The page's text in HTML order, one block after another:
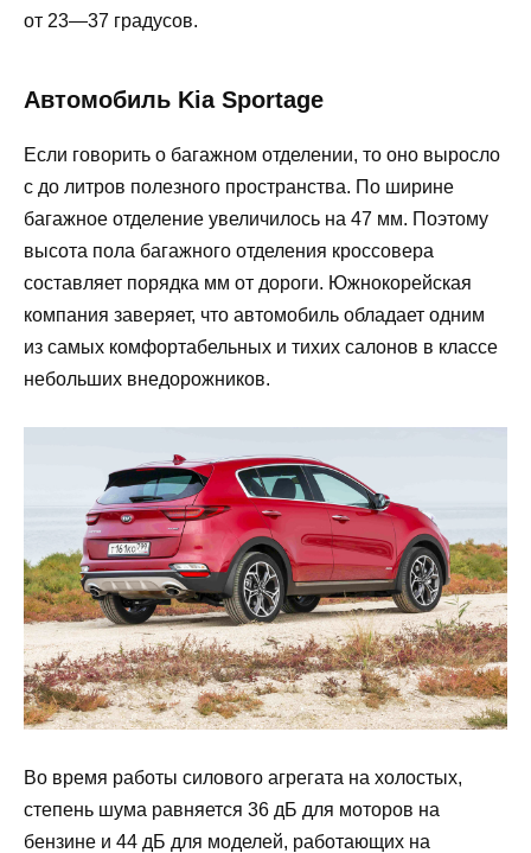
от 23—37 градусов.
Автомобиль Kia Sportage
Если говорить о багажном отделении, то оно выросло
с до литров полезного пространства. По ширине
багажное отделение увеличилось на 47 мм. Поэтому
высота пола багажного отделения кроссовера
составляет порядка мм от дороги. Южнокорейская
компания заверяет, что автомобиль обладает одним
из самых комфортабельных и тихих салонов в классе
небольших внедорожников.
Во время работы силового агрегата на холостых,
степень шума равняется 36 дБ для моторов на
бензине и 44 дБ для моделей, работающих на